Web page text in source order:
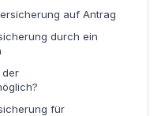
auf Antrag
durch ein
der
für